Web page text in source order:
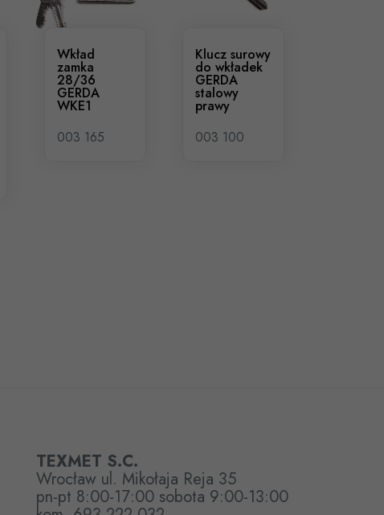
Wkład
zamka
28/36
GERDA
WKE1
003 165
Klucz surowy
do wkładek
GERDA
stalowy
prawy
003 100
TEXMET S.C.
Wrocław ul. Mikołaja Reja 35
pn-pt 8:00-17:00 sobota 9:00-13:00